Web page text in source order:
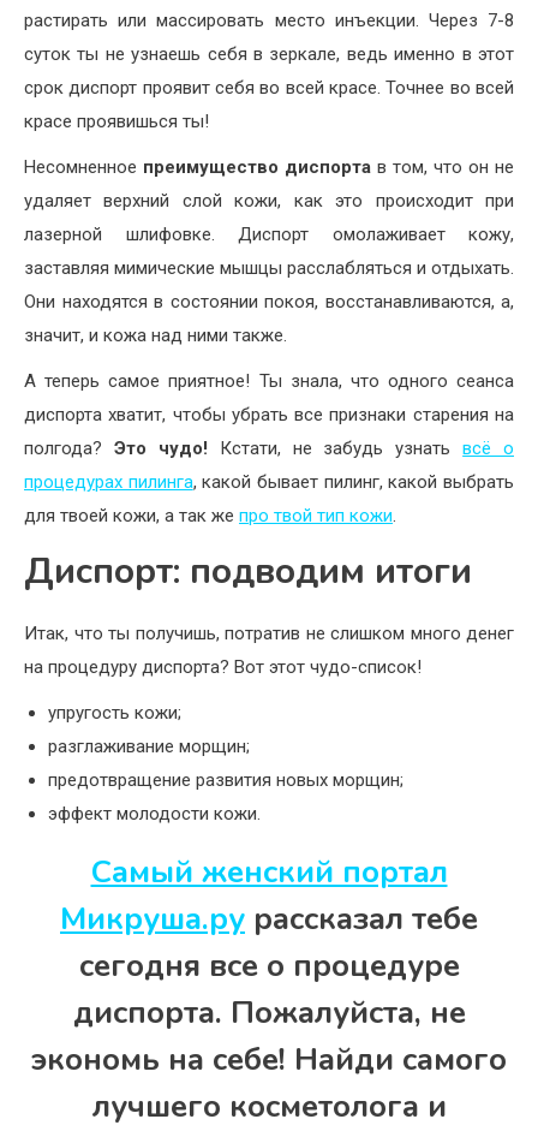
растирать или массировать место инъекции. Через 7-8
суток ты не узнаешь себя в зеркале, ведь именно в этот
срок диспорт проявит себя во всей красе. Точнее во всей
красе проявишься ты!
Несомненное преимущество диспорта в том, что он не
удаляет верхний слой кожи, как это происходит при
лазерной шлифовке. Диспорт омолаживает кожу,
заставляя мимические мышцы расслабляться и отдыхать.
Они находятся в состоянии покоя, восстанавливаются, а,
значит, и кожа над ними также.
А теперь самое приятное! Ты знала, что одного сеанса
диспорта хватит, чтобы убрать все признаки старения на
полгода? Это чудо! Кстати, не забудь узнатьвсё о
процедурах пилинга, какой бывает пилинг, какой выбрать
для твоей кожи, а так же про твой тип кожи.
Диспорт: подводим итоги
Итак, что ты получишь, потратив не слишком много денег
на процедуру диспорта? Вот этот чудо-список!
упругость кожи;
разглаживание морщин;
предотвращение развития новых морщин;
эффект молодости кожи.
Самый женский портал
Микруша.ру рассказал тебе
сегодня все о процедуре
диспорта. Пожалуйста, не
экономь на себе! Найди самого
лучшего косметолога и